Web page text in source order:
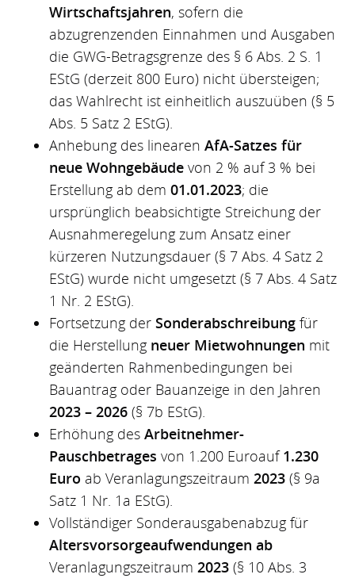
Wirtschaftsjahren, sofern die
abzugrenzenden Einnahmen und Ausgaben
die GWG-Betragsgrenze des § 6 Abs. 2 S. 1
EStG (derzeit 800 Euro) nicht übersteigen;
das Wahlrecht ist einheitlich auszuüben (§ 5
Abs. 5 Satz 2 EStG).
Anhebung des linearenAfA-Satzes für
neue Wohngebäude von 2 % auf 3 % bei
Erstellung ab dem01.01.2023; die
ursprünglich beabsichtigte Streichung der
Ausnahmeregelung zum Ansatz einer
kürzeren Nutzungsdauer (§ 7 Abs. 4 Satz 2
EStG) wurde nicht umgesetzt (§ 7 Abs. 4 Satz
1 Nr. 2 EStG).
Fortsetzung derSonderabschreibung für
die Herstellung neuer Mietwohnungen mit
geänderten Rahmenbedingungen bei
Bauantrag oder Bauanzeige in den Jahren
2023 – 2026 (§ 7b EStG).
Erhöhung desArbeitnehmer-
Pauschbetrages von 1.200 Euroauf1.230
Euro ab Veranlagungszeitraum2023 (§ 9a
Satz 1 Nr. 1a EStG).
Vollständiger Sonderausgabenabzug für
Altersvorsorgeaufwendungen ab
Veranlagungszeitraum2023 (§ 10 Abs. 3